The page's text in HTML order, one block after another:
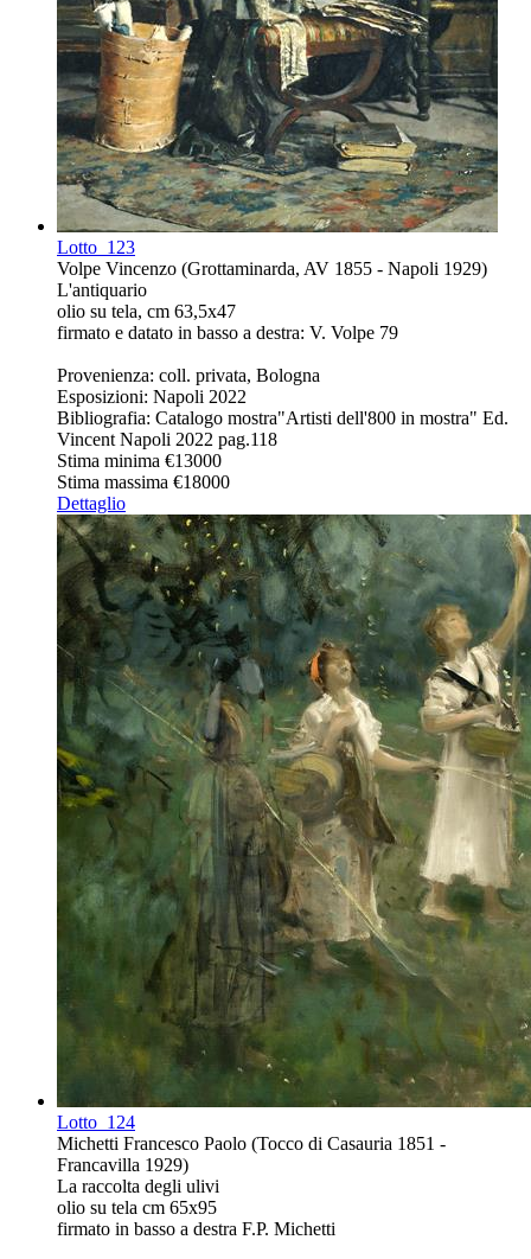
Lotto 123
Volpe Vincenzo (Grottaminarda, AV 1855 - Napoli 1929)
L'antiquario
olio su tela, cm 63,5x47
firmato e datato in basso a destra: V. Volpe 79
Provenienza: coll. privata, Bologna
Esposizioni: Napoli 2022
Bibliografia: Catalogo mostra"Artisti dell'800 in mostra" Ed.
Vincent Napoli 2022 pag.118
Stima minima €13000
Stima massima €18000
Dettaglio
Lotto 124
Michetti Francesco Paolo (Tocco di Casauria 1851 -
Francavilla 1929)
La raccolta degli ulivi
olio su tela cm 65x95
firmato in basso a destra F.P. Michetti